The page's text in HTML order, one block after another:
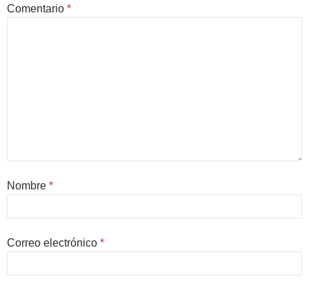
Comentario *
Nombre *
Correo electrónico *